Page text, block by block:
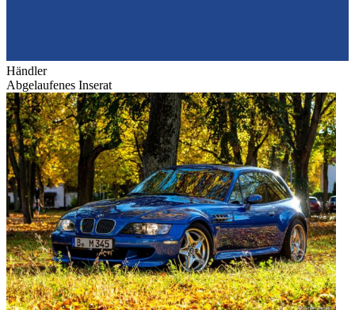
Händler
Abgelaufenes Inserat